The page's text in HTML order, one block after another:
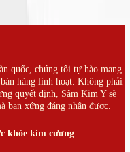
quốc, chúng tôi tự hào mang
hàng linh hoạt. Không phải
quyết định, Sâm Kim Y sẽ
bạn xứng đáng nhận được.
khỏe kim cương